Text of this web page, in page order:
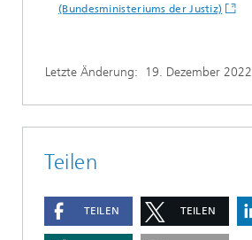
(Bundesministeriums der Justiz)
Letzte Änderung: 19. Dezember 2022
Teilen
TEILEN TEILEN